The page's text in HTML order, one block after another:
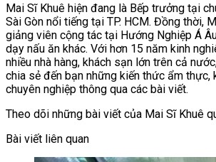
Mai Sĩ Khuê hiện đang là Bếp trưởng tại
Sài Gòn nổi tiếng tại TP. HCM. Đồng thời,
giảng viên cộng tác tại Hướng Nghiệp Á
dạy nấu ăn khác. Với hơn 15 năm kinh
nhiều nhà hàng, khách sạn lớn trên cả
chia sẻ đến bạn những kiến thức ẩm thực,
chuyên nghiệp thông qua các bài viết.
Theo dõi những bài viết của Mai Sĩ Khuê
Bài viết liên quan